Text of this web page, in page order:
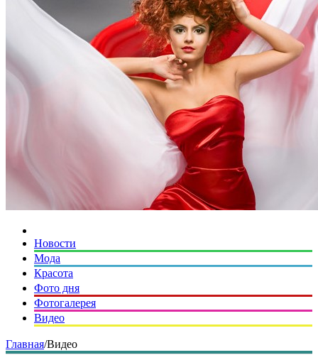
Новости
Мода
Красота
Фото дня
Фотогалерея
Видео
Главная/Видео